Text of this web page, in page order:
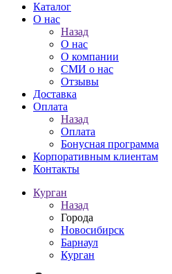
Каталог
О нас
Назад
О нас
О компании
СМИ о нас
Отзывы
Доставка
Оплата
Назад
Оплата
Бонусная программа
Корпоративным клиентам
Контакты
Курган
Назад
Города
Новосибирск
Барнаул
Курган